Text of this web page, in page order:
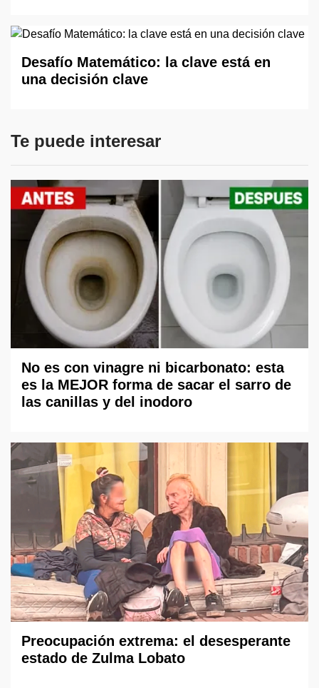
Desafío Matemático: la clave está en
una decisión clave
Te puede interesar
No es con vinagre ni bicarbonato: esta
es la MEJOR forma de sacar el sarro de
las canillas y del inodoro
Preocupación extrema: el desesperante
estado de Zulma Lobato